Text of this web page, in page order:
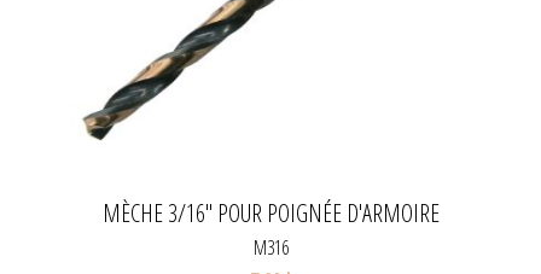
MÈCHE 3/16" POUR POIGNÉE D'ARMOIRE
M316